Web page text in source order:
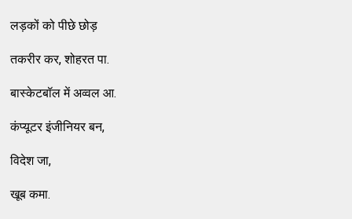
लड़कों को पीछे छोड़
तकरीर कर, शोहरत पा.
बास्केटबॉल में अव्वल आ.
कंप्यूटर इंजीनियर बन,
विदेश जा,
खूब कमा.